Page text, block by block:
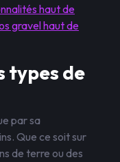
haut de
gravel haut de
types de
par sa
Que ce soit sur
de terre ou des